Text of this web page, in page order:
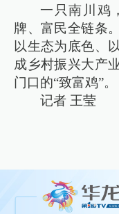
一只南川鸡
牌、富民全链条
以生态为底色、
成乡村振兴大产
门口的“致富鸡”。
记者 王莹